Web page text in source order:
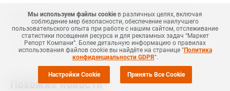
НЕФТЕХИМИЯ #ЛПЭНП #РОССИЯ #НОВОСТЬ #ПЭ #MRC
Еще 1 +Добавить все теги в фильтр
Похожие новости
Мы используем файлы cookieв различных целях, включая
соблюдение мер безопасности, обеспечение наилучшего
пользовательского опыта при работе с нашим сайтом, отслеживание
статистики посещения ресурса и для рекламных задач “Маркет
Репорт Компани”. Более детальную информацию о правилах
использования файлов cookie вы найдёте на странице "Политика
конфиденциальности GDPR".
Настройки Cookie Принять Все Cookie